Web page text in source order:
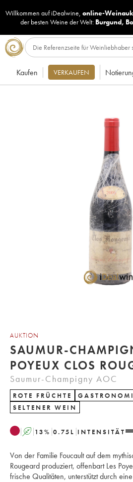
Willkommen auf iDealwine, online-
der besten Weine der Welt: Burgund,
Kaufen VERKAUFEN
AUKTION
SAUMUR-
Saumur-Champigny AOC
ROTE FRÜCHTE
SELTENER WEIN
A 13% 0.75 L INTENSITÄT
Von der Familie Foucault auf dem
Rougeard produziert, offenbart Les
frische Qualitäten, unterstützt durch